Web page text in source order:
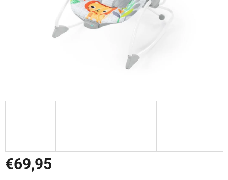
€69,95